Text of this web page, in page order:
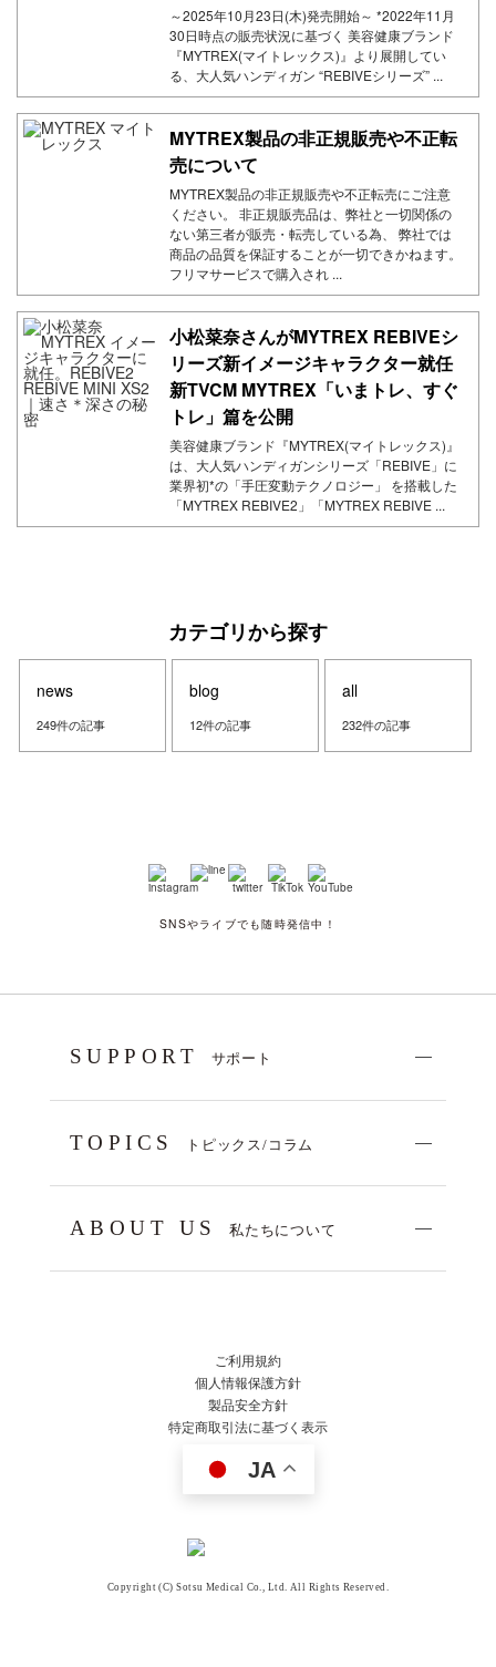
～2025年10月23日(木)発売開始～ *2022年11月
30日時点の販売状況に基づく 美容健康ブランド
『MYTREX(マイトレックス)』より展開してい
る、大人気ハンディガン “REBIVEシリーズ” ...
MYTREX製品の非正規販売や不正転
売について
MYTREX製品の非正規販売や不正転売にご注意
ください。 非正規販売品は、弊社と一切関係の
ない第三者が販売・転売している為、 弊社では
商品の品質を保証することが一切できかねます。
フリマサービスで購入され ...
小松菜奈さんがMYTREX REBIVEシ
リーズ新イメージキャラクター就任
新TVCM MYTREX「いまトレ、すぐ
トレ」篇を公開
美容健康ブランド『MYTREX(マイトレックス)』
は、大人気ハンディガンシリーズ「REBIVE」に
業界初*の「手圧変動テクノロジー」 を搭載した
「MYTREX REBIVE2」「MYTREX REBIVE ...
カテゴリから探す
news
249件の記事
blog
12件の記事
all
232件の記事
SNSやライブでも随時発信中！
SUPPORT サポート
TOPICS トピックス/コラム
ABOUT US 私たちについて
ご利用規約
個人情報保護方針
製品安全方針
特定商取引法に基づく表示
JA
Copyright (C) Sotsu Medical Co., Ltd. All Rights Reserved.